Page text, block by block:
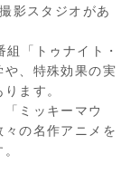
影スタジオがあ
組「トゥナイト・
や、特殊効果の実
ます。
「ミッキーマウ
の名作アニメを